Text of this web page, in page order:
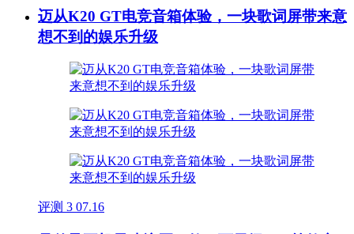
迈从K20 GT电竞音箱体验，一块歌词屏带来意
想不到的娱乐升级
评测 3 07.16